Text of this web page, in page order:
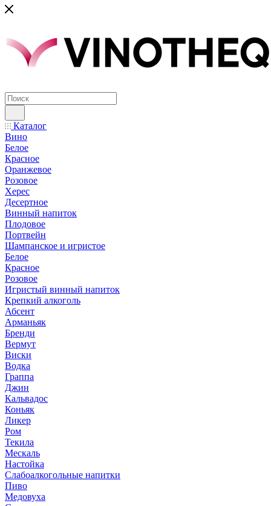
Каталог
Вино
Белое
Красное
Оранжевое
Розовое
Херес
Десертное
Винный напиток
Плодовое
Портвейн
Шампанское и игристое
Белое
Красное
Розовое
Игристый винный напиток
Крепкий алкоголь
Абсент
Арманьяк
Бренди
Вермут
Виски
Водка
Граппа
Джин
Кальвадос
Коньяк
Ликер
Ром
Текила
Мескаль
Настойка
Слабоалкогольные напитки
Пиво
Медовуха